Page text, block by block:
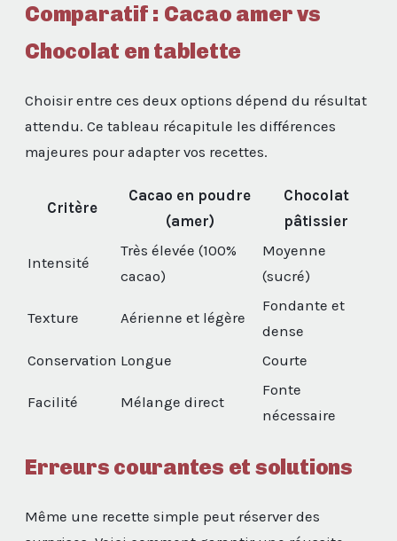
Comparatif : Cacao amer vs
Chocolat en tablette
Choisir entre ces deux options dépend du résultat
attendu. Ce tableau récapitule les différences
majeures pour adapter vos recettes.
Critère
Cacao en poudre
(amer)
Chocolat
pâtissier
Intensité
Très élevée (100%
cacao)
Moyenne
(sucré)
Texture Aérienne et légère
Fondante et
dense
Conservation Longue Courte
Facilité Mélange direct
Fonte
nécessaire
Erreurs courantes et solutions
Même une recette simple peut réserver des